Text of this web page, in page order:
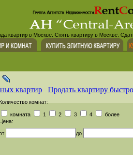
квартир в Москве. Снять квартиру в Москве.
квартир Продать квартиру
комнат:
комната 1 2 3 4
более
Цена:
до